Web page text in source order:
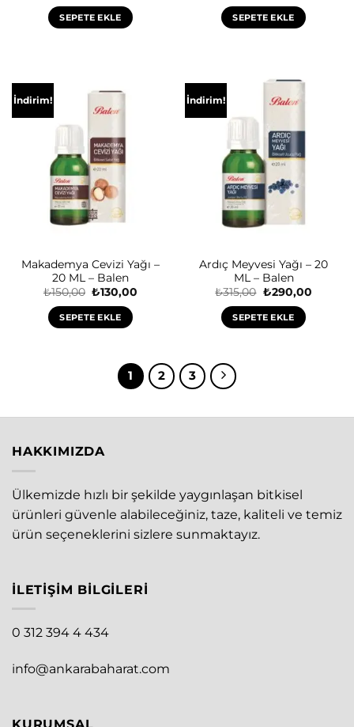
₺220,00.
SEPETE EKLE SEPETE EKLE
İndirim!
Makademya Cevizi Yağı –
20 ML – Balen
₺150,00 Orijinal
₺150,00.
₺130,00
SEPETE EKLE
İndirim!
Ardıç Meyvesi Yağı – 20
ML – Balen
₺315,00 Orijinal
₺315,00.
₺290,00Şu
SEPETE EKLE
1 2 3
HAKKIMIZDA
Ülkemizde hızlı bir şekilde yaygınlaşan bitkisel
ürünleri güvenle alabileceğiniz, taze, kaliteli ve temiz
ürün seçeneklerini sizlere sunmaktayız.
İLETIŞIM BILGILERI
0 312 394 4 434
info@ankarabaharat.com